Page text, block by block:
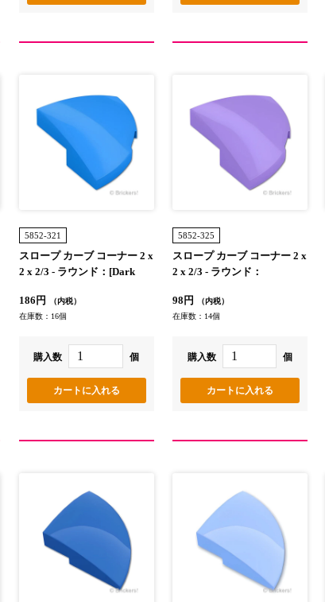
5852-321
スロープ カーブ コーナー 2 x
2 x 2/3 - ラウンド：[Dark
186円
（内税）
在庫数：16個
購入数 個
5852-325
スロープ カーブ コーナー 2 x
2 x 2/3 - ラウンド：
98円
（内税）
在庫数：14個
購入数 個